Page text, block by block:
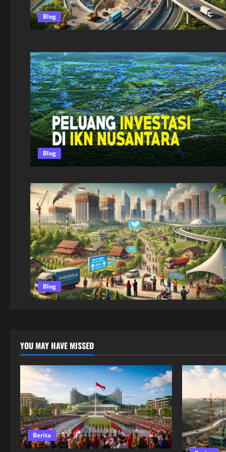
Blog
Blog
Blog
YOU MAY HAVE MISSED
Berita